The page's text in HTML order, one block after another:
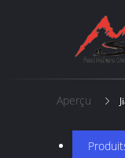
Aperçu